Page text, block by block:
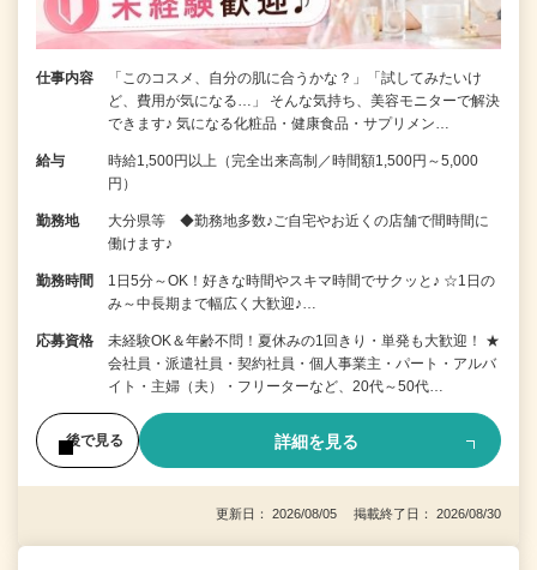
仕事内容
「このコスメ、自分の肌に合うかな？」「試してみたいけ
ど、費用が気になる…」 そんな気持ち、美容モニターで解決
できます♪ 気になる化粧品・健康食品・サプリメン…
給与
時給1,500円以上（完全出来高制／時間額1,500円～5,000
円）
勤務地
大分県等 ◆勤務地多数♪ご自宅やお近くの店舗で間時間に
働けます♪
勤務時間
1日5分～OK！好きな時間やスキマ時間でサクッと♪ ☆1日の
み～中長期まで幅広く大歓迎♪…
応募資格
未経験OK＆年齢不問！夏休みの1回きり・単発も大歓迎！ ★
会社員・派遣社員・契約社員・個人事業主・パート・アルバ
イト・主婦（夫）・フリーターなど、20代～50代…
後で見る 詳細を見る
更新日： 2026/08/05 掲載終了日： 2026/08/30